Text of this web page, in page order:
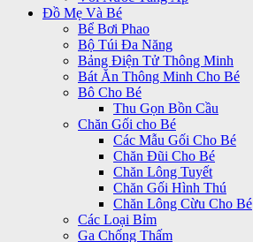
Đồ Mẹ Và Bé
Bể Bơi Phao
Bộ Túi Đa Năng
Bảng Điện Tử Thông Minh
Bát Ăn Thông Minh Cho Bé
Bô Cho Bé
Thu Gọn Bồn Cầu
Chăn Gối cho Bé
Các Mẫu Gối Cho Bé
Chăn Đũi Cho Bé
Chăn Lông Tuyết
Chăn Gối Hình Thú
Chăn Lông Cừu Cho Bé
Các Loại Bỉm
Ga Chống Thấm